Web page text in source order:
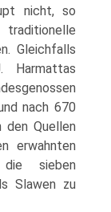
nicht, so
Gleichfalls
nach 670
den Quellen
erwahnten
sieben
Slawen zu